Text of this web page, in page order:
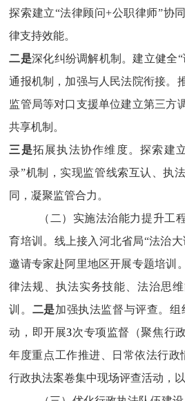
探索建立“法律顾问+公职律师”协
律支持效能。
二是深化纠纷调解机制。建立健全
通报机制，加强与人民法院衔接。
监管局等对口支援单位建立第三方
共享机制。
三是拓展执法协作维度。探索建
录”机制，实现监管线索互认、执
同，凝聚监管合力。
（二）实施法治能力提升工程
育培训。线上接入河北省局“法治
邀请专家赴阿里地区开展专题培训
律法规、执法实务技能、法治思
训。 二是加强执法监督与评查。组
动，即开展3次专项监督（聚焦行
年度重点工作推进、日常依法行政
行政执法案卷集中现场评查活动，以